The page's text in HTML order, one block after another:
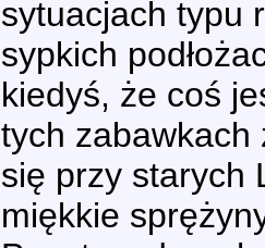
sytuacjach typu
sypkich
kiedyś, że coś
tych zabawkach
się przy starych
miękkie